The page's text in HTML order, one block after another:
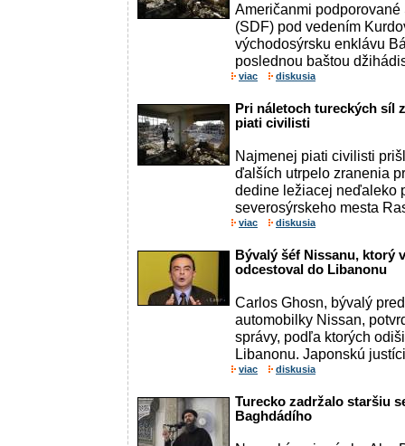
Američanmi
(SDF) pod vedením
východosýrsku enklávu
poslednou baštou
viac diskusia
Pri náletoch tureckých síl
piati civilisti
Najmenej piati civilisti
ďalších utrpelo zranenia
dedine ležiacej neďaleko
severosýrskeho mesta
viac diskusia
Bývalý šéf Nissanu, ktorý
odcestoval do Libanonu
Carlos Ghosn, bývalý
automobilky Nissan,
správy, podľa ktorých
Libanonu. Japonskú
viac diskusia
Turecko zadržalo staršiu
Baghdádího